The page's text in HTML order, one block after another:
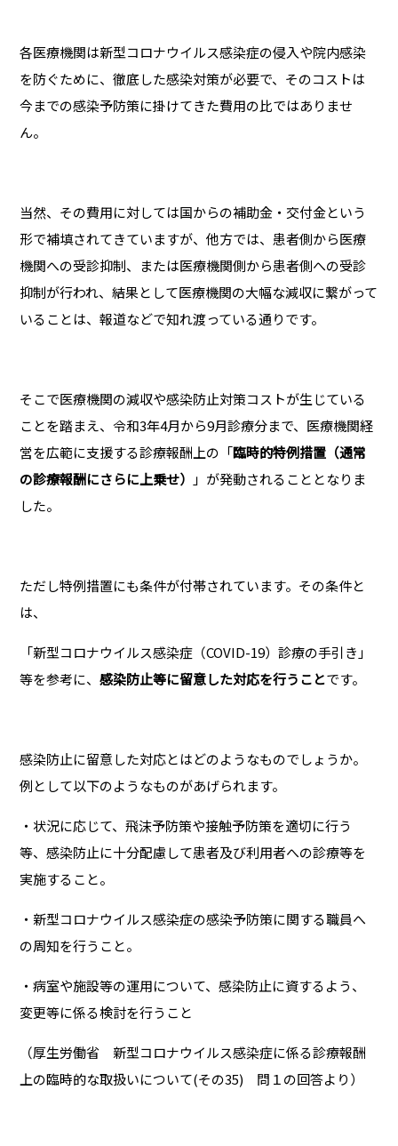
各医療機関は新型コロナウイルス感染症の侵入や院内感染
を防ぐために、徹底した感染対策が必要で、そのコストは
今までの感染予防策に掛けてきた費用の比ではありませ
ん。
当然、その費用に対しては国からの補助金・交付金という
形で補填されてきていますが、他方では、患者側から医療
機関への受診抑制、または医療機関側から患者側への受診
抑制が行われ、結果として医療機関の大幅な減収に繋がって
いることは、報道などで知れ渡っている通りです。
そこで医療機関の減収や感染防止対策コストが生じている
ことを踏まえ、令和3年4月から9月診療分まで、医療機関経
営を広範に支援する診療報酬上の「臨時的特例措置（通常
の診療報酬にさらに上乗せ）
」が発動されることとなりま
した。
ただし特例措置にも条件が付帯されています。その条件と
は、
「新型コロナウイルス感染症（COVID-19）診療の手引き」
等を参考に、感染防止等に留意した対応を行うことです。
感染防止に留意した対応とはどのようなものでしょうか。
例として以下のようなものがあげられます。
・状況に応じて、飛沫予防策や接触予防策を適切に行う
等、感染防止に十分配慮して患者及び利用者への診療等を
実施すること。
・新型コロナウイルス感染症の感染予防策に関する職員へ
の周知を行うこと。
・病室や施設等の運用について、感染防止に資するよう、
変更等に係る検討を行うこと
（厚生労働省 新型コロナウイルス感染症に係る診療報酬
上の臨時的な取扱いについて(その35) 問１の回答より）